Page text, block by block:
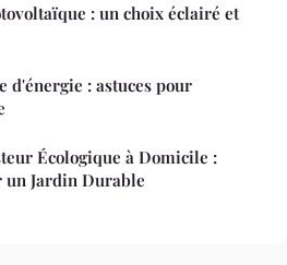
: un choix éclairé et
d'énergie : astuces pour
Écologique à Domicile :
Jardin Durable